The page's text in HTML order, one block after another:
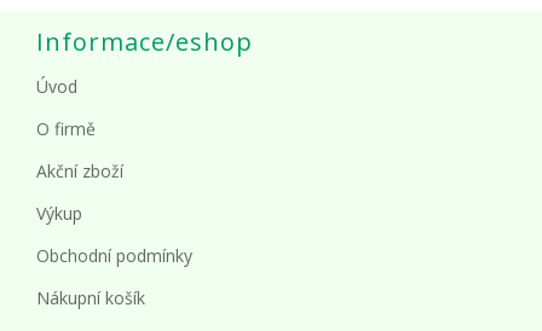
Informace/eshop
Úvod
O firmě
Akční zboží
Výkup
Obchodní podmínky
Nákupní košík